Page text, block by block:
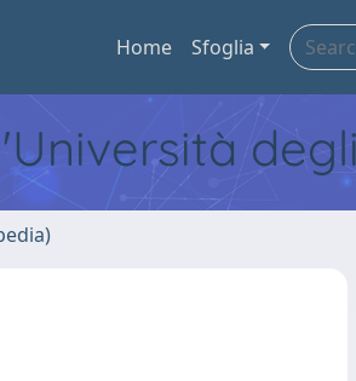
Home Sfoglia